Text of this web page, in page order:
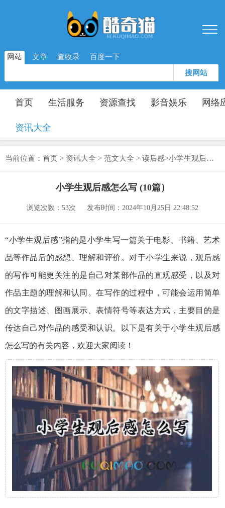
网站 文章 查收录 百度一下
搜网站
首页 生活服务 资源查找 影音娱乐 网络
资讯大全
当前位置： 首页 > 资讯大全 > 范文大全 > 读后感>小学生观后感怎么写 (10篇）
小学生观后感怎么写 (10篇）
浏览次数：53次 发布时间：2024年10月25日 22:48:52
“小学生观后感”指的是小学生写一篇关于电影、书籍、艺术
品等作品后的感想、理解和评价。对于小学生来说，观后感
的写作可能更关注的是自己对某部作品的直观感受，以及对
作品主题的理解和认同。在写作的过程中，可能会运用简单
的文字描述、图画展示、表情符号等表达方式，主要目的是
传达自己对作品的感受和认识。以下是有关于小学生观后感
怎么写的有关内容，欢迎大家阅读！